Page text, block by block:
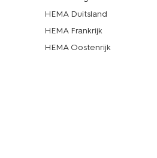
HEMA Duitsland
HEMA Frankrijk
HEMA Oostenrijk